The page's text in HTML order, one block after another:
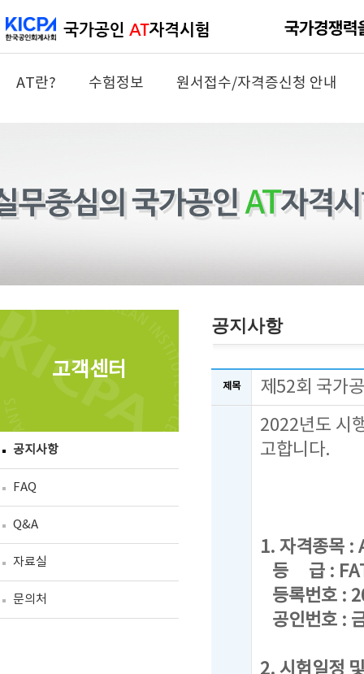
AT란? 수험정보 원서접수/자격증신청 안내
고객센터
공지사항
FAQ
Q&A
자료실
문의처
공지사항
제목 제52회 국가
2022년도 시
고합니다.
1. 자격종목
등 급 : FAT
등록번호 :
공인번호 :
2. 시험일정